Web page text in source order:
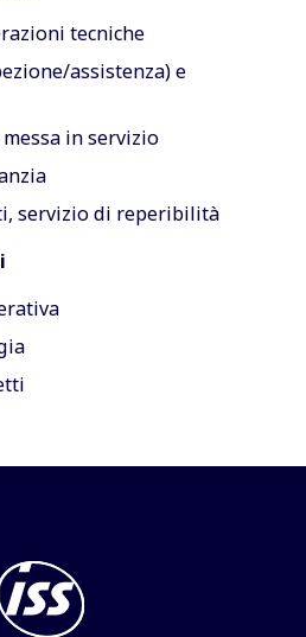
tecniche
assistenza) e
in servizio
servizio di reperibilità